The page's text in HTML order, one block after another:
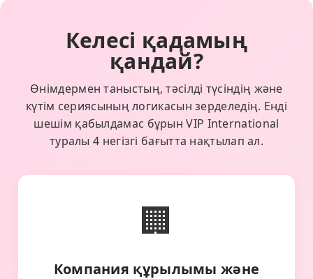
Келесі қадамың
қандай?
Өнімдермен таныстың, тәсілді түсіндің және
күтім сериясының логикасын зерделедің. Енді
шешім қабылдамас бұрын VIP International
туралы 4 негізгі бағытта нақтылап ал.
🏢
Компания құрылымы және